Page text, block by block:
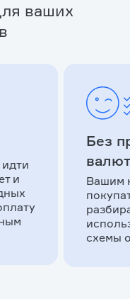
ваших
и
Без
Вашим
схемы